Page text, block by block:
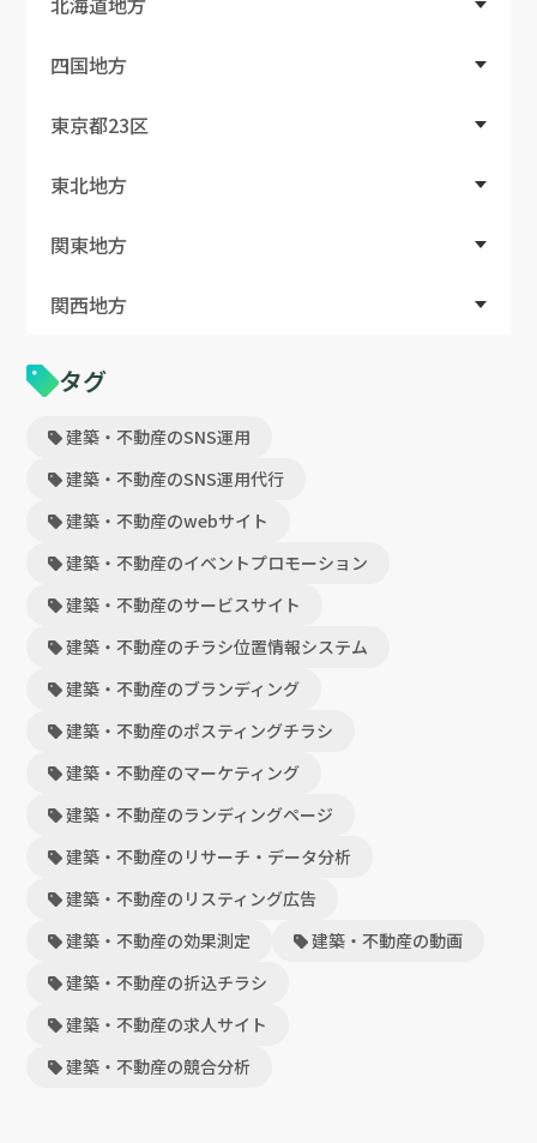
四国地方
東京都23区
東北地方
関東地方
関西地方
タグ
建築・不動産のSNS運用
建築・不動産のSNS運用代行
建築・不動産のwebサイト
建築・不動産のイベントプロモーション
建築・不動産のサービスサイト
建築・不動産のチラシ位置情報システム
建築・不動産のブランディング
建築・不動産のポスティングチラシ
建築・不動産のマーケティング
建築・不動産のランディングページ
建築・不動産のリサーチ・データ分析
建築・不動産のリスティング広告
建築・不動産の効果測定
建築・不動産の動画
建築・不動産の折込チラシ
建築・不動産の求人サイト
建築・不動産の競合分析